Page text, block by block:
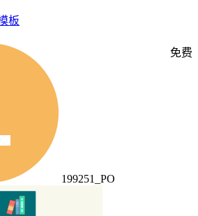
板
199251_PO
免费